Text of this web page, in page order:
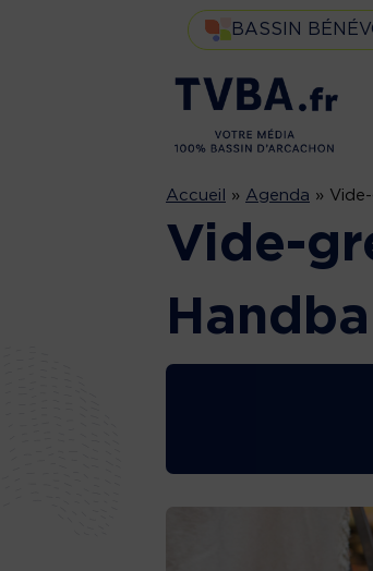
BASSIN
Accueil » Agenda »
Vide-